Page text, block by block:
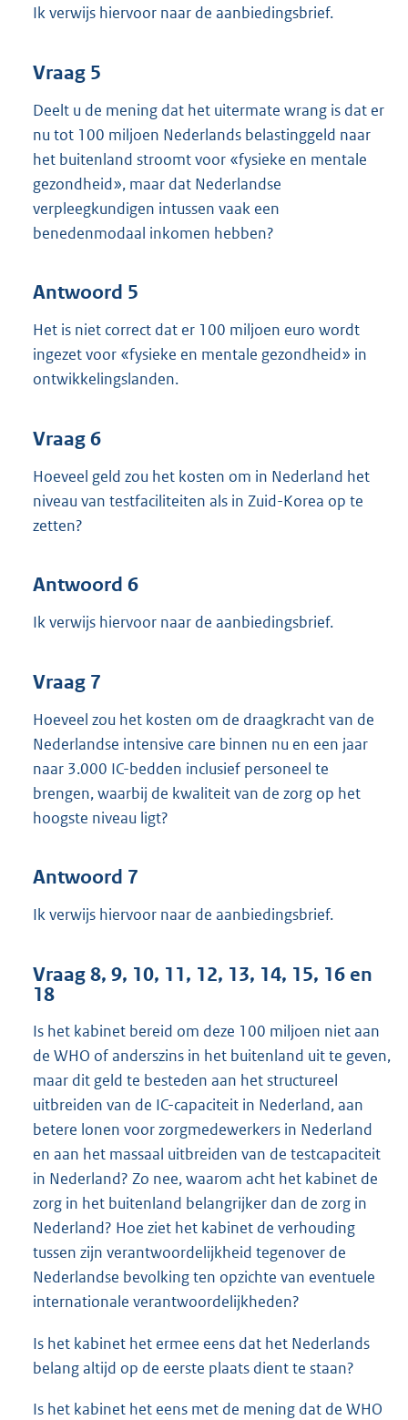
Ik verwijs hiervoor naar de aanbiedingsbrief.
Vraag 5
Deelt u de mening dat het uitermate wrang is dat er
nu tot 100 miljoen Nederlands belastinggeld naar
het buitenland stroomt voor «fysieke en mentale
gezondheid», maar dat Nederlandse
verpleegkundigen intussen vaak een
benedenmodaal inkomen hebben?
Antwoord 5
Het is niet correct dat er 100 miljoen euro wordt
ingezet voor «fysieke en mentale gezondheid» in
ontwikkelingslanden.
Vraag 6
Hoeveel geld zou het kosten om in Nederland het
niveau van testfaciliteiten als in Zuid-Korea op te
zetten?
Antwoord 6
Ik verwijs hiervoor naar de aanbiedingsbrief.
Vraag 7
Hoeveel zou het kosten om de draagkracht van de
Nederlandse intensive care binnen nu en een jaar
naar 3.000 IC-bedden inclusief personeel te
brengen, waarbij de kwaliteit van de zorg op het
hoogste niveau ligt?
Antwoord 7
Ik verwijs hiervoor naar de aanbiedingsbrief.
Vraag 8, 9, 10, 11, 12, 13, 14, 15, 16 en
18
Is het kabinet bereid om deze 100 miljoen niet aan
de WHO of anderszins in het buitenland uit te geven,
maar dit geld te besteden aan het structureel
uitbreiden van de IC-capaciteit in Nederland, aan
betere lonen voor zorgmedewerkers in Nederland
en aan het massaal uitbreiden van de testcapaciteit
in Nederland? Zo nee, waarom acht het kabinet de
zorg in het buitenland belangrijker dan de zorg in
Nederland? Hoe ziet het kabinet de verhouding
tussen zijn verantwoordelijkheid tegenover de
Nederlandse bevolking ten opzichte van eventuele
internationale verantwoordelijkheden?
Is het kabinet het ermee eens dat het Nederlands
belang altijd op de eerste plaats dient te staan?
Is het kabinet het eens met de mening dat de WHO